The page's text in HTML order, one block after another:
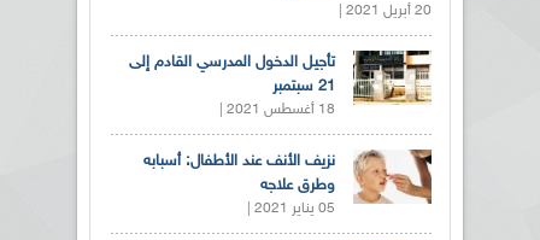
20 أبريل 2021 |
تأجيل الدخول المدرسي القادم إلى
21 سبتمبر
18 أغسطس 2021 |
نزيف الأنف عند الأطفال: أسبابه
وطرق علاجه
05 يناير 2021 |